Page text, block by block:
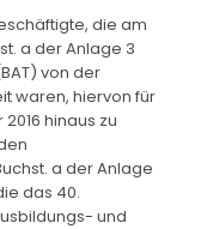
die am
a der Anlage 3
von der
waren, hiervon für
hinaus zu
a der Anlage
das 40.
und